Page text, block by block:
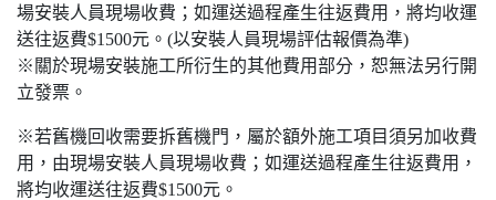
場安裝人員現場收費；如運送過程產生往返費用，將均收運
送往返費$1500元。(以安裝人員現場評估報價為準)
※關於現場安裝施工所衍生的其他費用部分，恕無法另行開
立發票。
※若舊機回收需要拆舊機門，屬於額外施工項目須另加收費
用，由現場安裝人員現場收費；如運送過程產生往返費用，
將均收運送往返費$1500元。